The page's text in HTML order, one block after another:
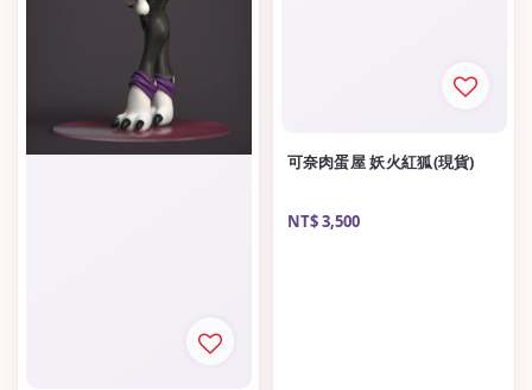
可奈肉蛋屋 妖火紅狐(現貨)
Regular
NT$ 3,500